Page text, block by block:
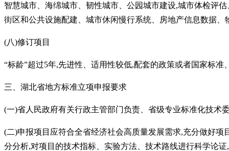
智慧城市、海绵城市、韧性城市、公园城市建设,城市体检评
街区和公共设施配建、城市休闲慢行系统、房地产信息数据、
(八)修订项目
“标龄”超过5年,先进性、适用性较低,配套的政策或者国家标
三、湖北省地方标准立项申报要求
(一)省人民政府有关行政主管部门负责、省级专业标准化技术
(二)申报项目应符合全省经济社会高质量发展需求,充分做好
分分析,对项目的技术指标、实验方法、技术路线进行科学论